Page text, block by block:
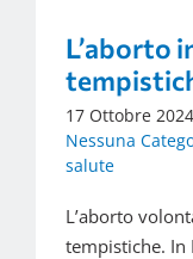
L’aborto
17 Ottobre 2024
Nessuna
salute
L’aborto
tempistiche. In